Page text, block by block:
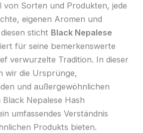
von Sorten und Produkten, jede
eigenen Aromen und
sticht Black Nepalese
für seine bemerkenswerte
verwurzelte Tradition. In dieser
wir die Ursprünge,
und außergewöhnlichen
Nepalese Hash
umfassendes Verständnis
Produkts bieten.